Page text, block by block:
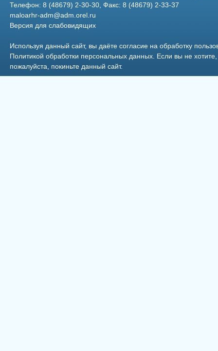
Телефон: 8 (48679) 2-30-30, Факс: 8 (48679) 2-33-37
maloarhr-adm@adm.orel.ru
Версия для слабовидящих
Используя данный сайт, вы даёте согласие на обработку
Политикой обработки персональных данных . Если вы не
пожалуйста, покиньте данный сайт.